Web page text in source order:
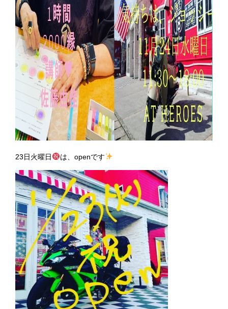
23日火曜日 は、openです